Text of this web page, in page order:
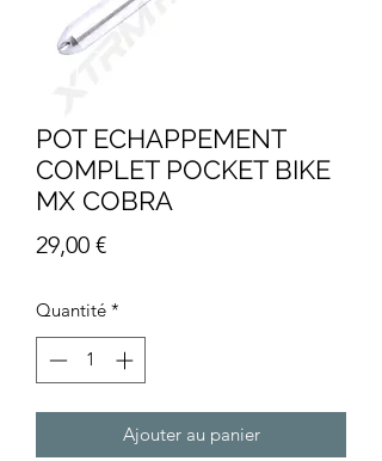
POT ECHAPPEMENT
COMPLET POCKET BIKE
MX COBRA
29,00 €Prix
Quantité *
Ajouter au panier